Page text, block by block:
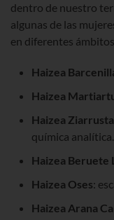
dentro de nuestro
algunas de las
en diferentes
Haizea
Haizea
Haizea
química analítica.
Haizea Beruete
Haizea Oses:
Haizea Arana